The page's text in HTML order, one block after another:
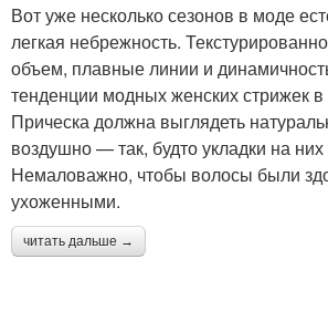
Вот уже несколько сезонов в моде
легкая небрежность.
объем, плавные линии и
тенденции модных женских стрижек
Прическа должна выглядеть
воздушно — так, будто укладки на
Немаловажно, чтобы волосы были
ухоженными.
читать дальше →